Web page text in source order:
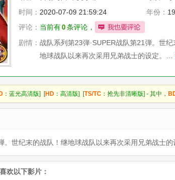
也
时间： 2020-07-09 21:59:24 年份：
评论： 当前有0条评论，
剧情： 战队系列第23弾·SUPER战队第21弾。世
地球战队以来再次采用兄弟战士的设定。…
：蓝光高清版] [HD ：高清版] [TS/TC ：抢先非清晰版] - 其中，
。世纪末的战队！继地球战队以来再次采用兄弟战士的
欢以下影片：